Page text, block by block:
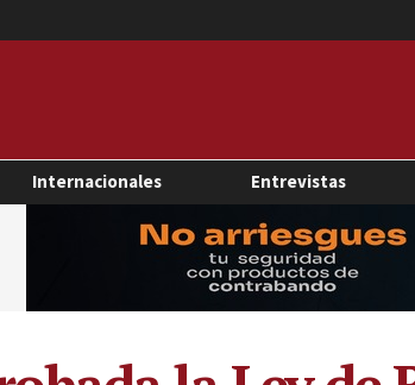
Internacionales Entrevistas